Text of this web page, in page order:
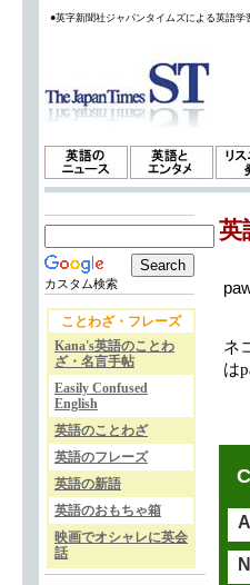
●英字新聞社ジャパンタイムズによる英語
カスタム検索
ことわざ・フレーズ
Kana's英語のことわ
ざ・名言手帖
Easily Confused
English
英語のことわざ
英語のフレーズ
英語の新語
英語のおもちゃ箱
映画でオシャレに英会
話
英
ネ
は
A
N